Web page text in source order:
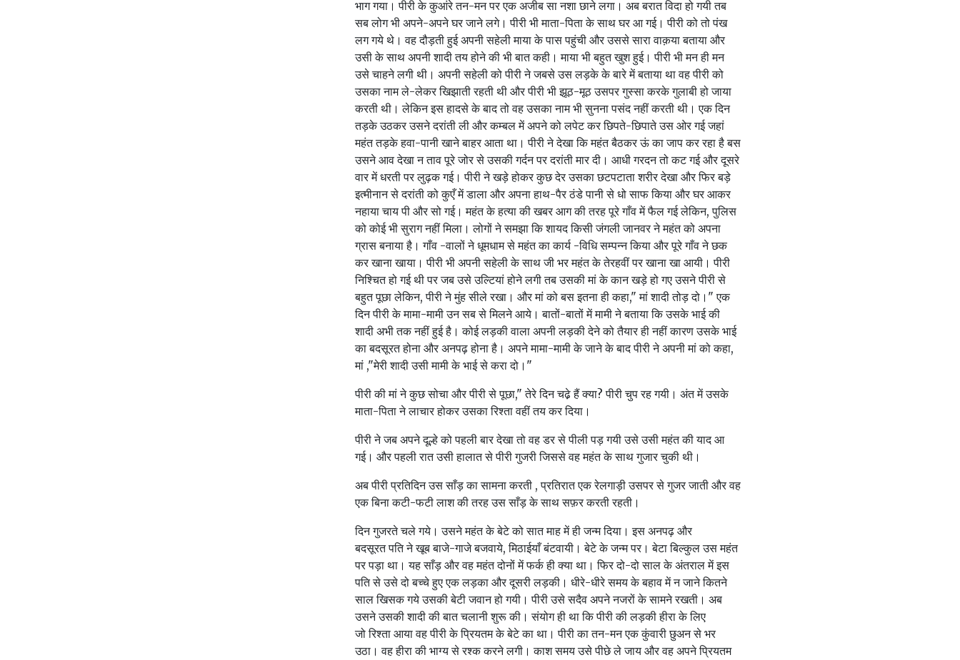
भाग गया। पीरी के कुआंरे तन-मन पर एक अजीब सा नशा छाने लगा। अब बरात विदा हो गयी तब
सब लोग भी अपने-अपने घर जाने लगे। पीरी भी माता-पिता के साथ घर आ गई। पीरी को तो पंख
लग गये थे। वह दौड़ती हुई अपनी सहेली माया के पास पहुंची और उससे सारा वाक़या बताया और
उसी के साथ अपनी शादी तय होने की भी बात कही। माया भी बहुत खुश हुई। पीरी भी मन ही मन
उसे चाहने लगी थी। अपनी सहेली को पीरी ने जबसे उस लड़के के बारे में बताया था वह पीरी को
उसका नाम ले-लेकर खिझाती रहती थी और पीरी भी झूठ-मूठ उसपर गुस्सा करके गुलाबी हो जाया
करती थी। लेकिन इस हादसे के बाद तो वह उसका नाम भी सुनना पसंद नहीं करती थी। एक दिन
तड़के उठकर उसने दरांती ली और कम्बल में अपने को लपेट कर छिपते-छिपाते उस ओर गई जहां
महंत तड़के हवा-पानी खाने बाहर आता था। पीरी ने देखा कि महंत बैठकर ऊं का जाप कर रहा है बस‌
उसने आव देखा न ताव पूरे जोर से उसकी गर्दन पर दरांती मार दी। आधी गरदन तो कट गई और दूसरे
वार में धरती पर लुढ़क गई। पीरी ने खड़े होकर कुछ देर उसका छटपटाता शरीर देखा और फिर बड़े
इत्मीनान से दरांती को कुएँ में डाला और अपना हाथ-पैर ठंडे पानी से धो साफ किया और घर आकर
नहाया चाय पी और सो गई। महंत के हत्या की खबर आग की तरह पूरे गाँव में फैल गई लेकिन, पुलिस
को कोई भी सुराग नहीं मिला। लोगों ने समझा कि शायद किसी जंगली जानवर ने महंत को अपना
ग्रास बनाया है। गाँव -वालों ने धूमधाम से महंत का कार्य -विधि सम्पन्न किया और पूरे गाँव ने छक
कर खाना खाया। पीरी भी अपनी सहेली के साथ जी भर महंत के तेरहवीं पर खाना खा आयी। पीरी
निश्चित हो गई थी पर जब उसे उल्टियां होने लगी तब उसकी मां के कान खड़े हो गए उसने पीरी से
बहुत पूछा लेकिन, पीरी ने मुंह सीले रखा। और मां को बस इतना ही कहा," मां शादी तोड़ दो।" एक
दिन पीरी के मामा-मामी उन सब से मिलने आये। बातों-बातों में मामी ने बताया कि उसके भाई की
शादी अभी तक नहीं हुई है। कोई लड़की वाला अपनी लड़की देने को तैयार ही नहीं कारण उसके भाई
का बदसूरत होना और अनपढ़ होना है। अपने मामा-मामी के जाने के बाद पीरी ने अपनी मां को कहा,
मां ,"मेरी शादी उसी मामी के भाई से करा दो।"
पीरी की मां ने कुछ सोचा और पीरी से पूछा," तेरे दिन चढे़ हैं क्या? पीरी चुप रह गयी। अंत में उसके
माता-पिता ने लाचार होकर उसका रिश्ता वहीं तय कर दिया।
पीरी ने जब अपने दूल्हे को पहली बार देखा तो वह डर से पीली पड़ गयी उसे उसी महंत की याद आ
गई। और पहली रात उसी हालात से पीरी गुजरी जिससे वह महंत के साथ गुजार चुकी थी।
अब पीरी प्रतिदिन उस साँड़ का सामना करती , प्रतिरात एक रेलगाड़ी उसपर से गुजर जाती और वह
एक बिना कटी-फटी लाश की तरह उस साँड़ के साथ सफ़र करती रहती।
दिन गुजरते चले गये। उसने महंत के बेटे को सात माह में ही जन्म दिया। इस अनपढ़ और
बदसूरत पति ने खूब बाजे-गाजे बजवाये, मिठाईयाँ बंटवायी। बेटे के जन्म पर। बेटा बिल्कुल उस महंत
पर पड़ा था। यह साँड़ और वह महंत दोनों में फर्क ही क्या था। फिर दो-दो साल के अंतराल में इस
पति से उसे दो बच्चे हुए एक लड़का और दूसरी लड़की। धीरे-धीरे समय के बहाव में न जाने कितने
साल खिसक‌ गये उसकी बेटी जवान हो गयी। पीरी उसे सदैव अपने नजरों के सामने रखती। अब
उसने उसकी शादी की बात चलानी शुरू की। संयोग ही था कि पीरी की लड़की हीरा के लिए
जो रिश्ता आया वह पीरी के प्रियतम के बेटे का था। पीरी का तन-मन एक कुंवारी छुअन से भर
उठा। वह हीरा की भाग्य से रश्क करने लगी। काश समय उसे पीछे ले जाय और वह अपने प्रियतम